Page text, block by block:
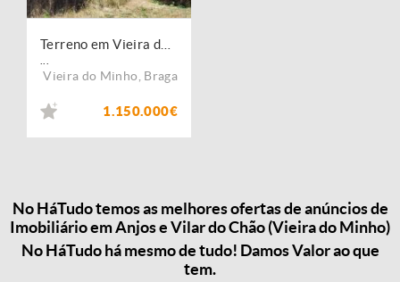
Vieira do Minho Braga
1.150.000€
No HáTudo temos as melhores ofertas de anúncios de
Imobiliário em Anjos e Vilar do Chão (Vieira do Minho)
No HáTudo há mesmo de tudo! Damos Valor ao que
tem.